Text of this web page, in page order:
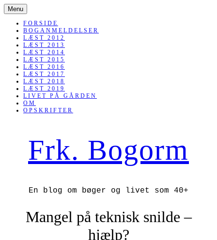
Menu SKIP
TO
CONTENT
FORSIDE
BOGANMELDELSER
LÆST 2012
LÆST 2013
LÆST 2014
LÆST 2015
LÆST 2016
LÆST 2017
LÆST 2018
LÆST 2019
LIVET PÅ GÅRDEN
OM
OPSKRIFTER
Frk. Bogorm
En blog om bøger og livet som 40+
Mangel på teknisk snilde –
hjælp?